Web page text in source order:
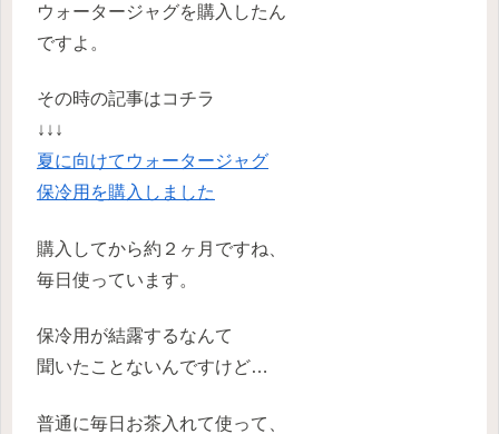
ウォータージャグを購入したん
ですよ。
その時の記事はコチラ
↓↓↓
夏に向けてウォータージャグ
保冷用を購入しました
購入してから約２ヶ月ですね、
毎日使っています。
保冷用が結露するなんて
聞いたことないんですけど…
普通に毎日お茶入れて使って、